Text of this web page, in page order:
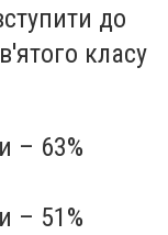
до
класу
– 63%
– 51%